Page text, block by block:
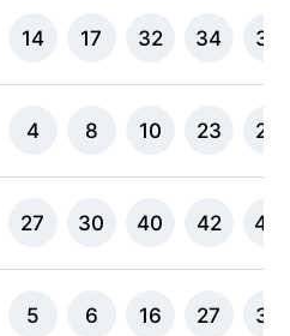
14 17 32 34 37
4 8 10 23 28
27 30 40 42 43
5 6 16 27 32